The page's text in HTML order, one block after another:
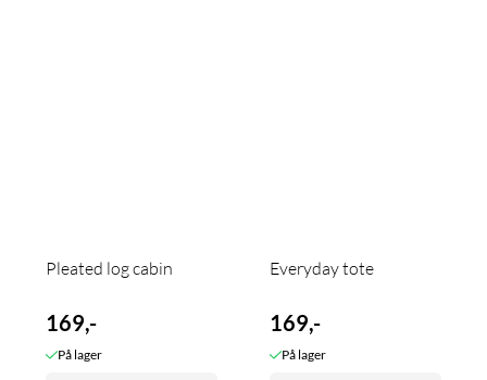
Pleated log cabin
169,-
På lager
Everyday tote
169,-
På lager